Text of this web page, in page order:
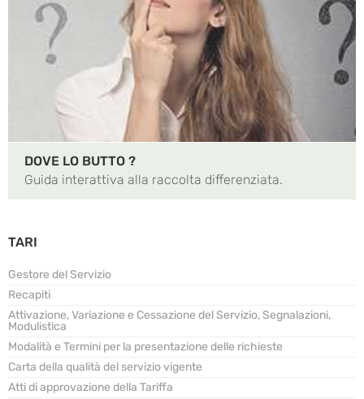
DOVE LO BUTTO ?
Guida interattiva alla raccolta differenziata.
TARI
Gestore del Servizio
Recapiti
Attivazione, Variazione e Cessazione del Servizio, Segnalazioni,
Modulistica
Modalità e Termini per la presentazione delle richieste
Carta della qualità del servizio vigente
Atti di approvazione della Tariffa